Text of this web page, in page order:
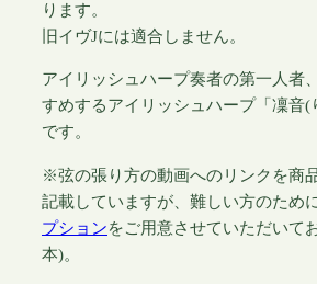
音
専
用
個
ります。
旧イヴJには適合しません。
アイリッシュハープ奏者の第一人者
すめするアイリッシュハープ「凜音(
です。
※弦の張り方の動画へのリンクを商
記載していますが、難しい方のため
プションをご用意させていただいて
本)。